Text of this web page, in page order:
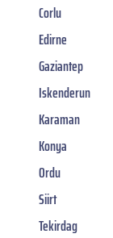
Corlu
Edirne
Gaziantep
Iskenderun
Karaman
Konya
Ordu
Siirt
Tekirdag